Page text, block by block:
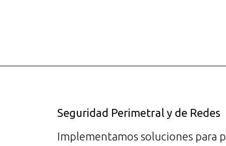
Seguridad Perimetral y de Redes
Implementamos soluciones para